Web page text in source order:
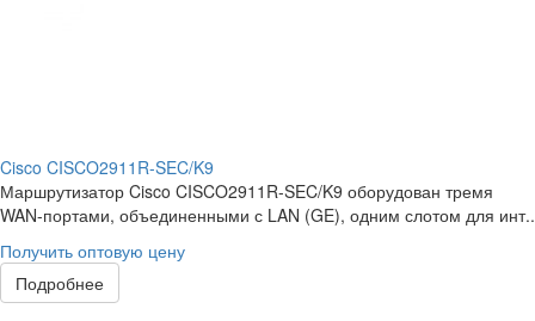
Cisco CISCO2911R-SEC/K9
Маршрутизатор Cisco CISCO2911R-SEC/K9 оборудован тремя
WAN-портами, объединенными с LAN (GE), одним слотом для инт..
Получить оптовую цену
Подробнее